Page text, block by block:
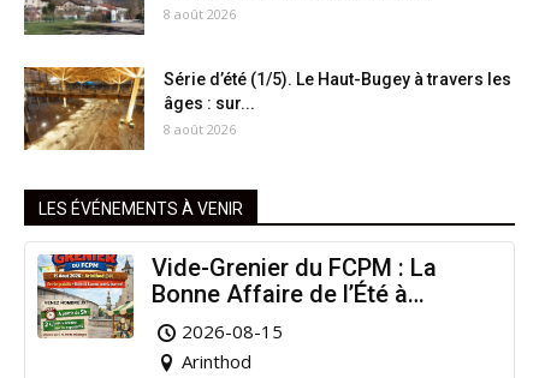
8 août 2026
Série d’été (1/5). Le Haut-Bugey à travers les
âges : sur...
8 août 2026
LES ÉVÉNEMENTS À VENIR
Vide-Grenier du FCPM : La
Bonne Affaire de l’Été à
Arinthod !
2026-08-15
Arinthod